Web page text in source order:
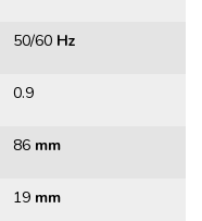
50/60 Hz
0.9
86 mm
19 mm